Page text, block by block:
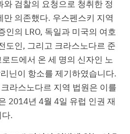
와 검찰의 요청으로 청취한 정
만 의존했다. 우스펜스키 지역
인의 LRO, 독일과 미국의 여호
도인, 그리고 크라스노다르 준
드에서 온 세 명의 신자인 노
닌이 항소를 제기하였습니다.
라스노다르 지역 법원은 이를
2014년 4월 4일 유럽 인권 재
.